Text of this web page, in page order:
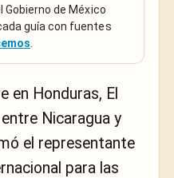
de México
guía con fuentes
en Honduras, El
Nicaragua y
el representante
para las